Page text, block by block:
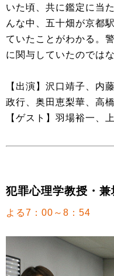
いた頃、共に鑑定に当
んな中、五十畑が京都
ていたことがわかる。
に関与していたのでは
【出演】沢口靖子、内
政行、奥田恵梨華、高
【ゲスト】羽場裕一、
犯罪心理学教授・
よる7：00～8：54